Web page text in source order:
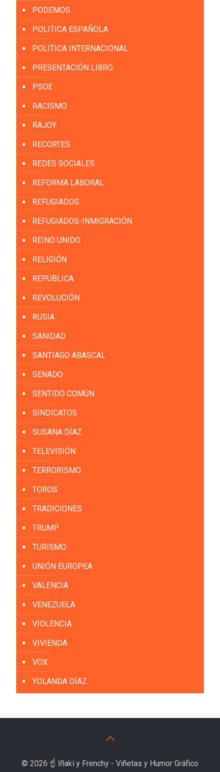
PODEMOS
POLITICA ESPAÑOLA
POLÍTICA INTERNACIONAL
PRESENTACIÓN LIBRO
PSOE
RACISMO
RAJOY
RECORTES
REDES SOCIALES
REFORMA LABORAL
REFUGIADOS
REFUGIADOS-INMIGRACIÓN
REINO UNIDO
RELIGIÓN
REPÚBLICA
REVOLUCIÓN
RUSIA
SANIDAD
SANTIAGO ABASCAL
SENADO
SENTIDO COMÚN
SINDICATOS
SUSANA DÍAZ
TELEVISIÓN
TERRORISMO
TOROS
TRADICIONES
TRUMP
TURISMO
UNIÓN EUROPEA
VALENCIA
VENEZUELA
VIOLENCIA
VIVIENDA
VOX
YOLANDA DÍAZ
© 2026 ☝️ Iñaki y Frenchy - Viñetas y Humor Gráfico